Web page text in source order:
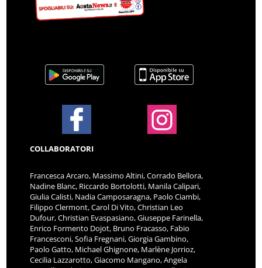
COLLABORATORI
Francesca Arcaro, Massimo Altini, Corrado Bellora,
Nadine Blanc, Riccardo Bortolotti, Manila Calipari,
Giulia Calisti, Nadia Camposaragna, Paolo Ciambi,
Filippo Clermont, Carol Di Vito, Christian Leo
Dufour, Christian Evaspasiano, Giuseppe Farinella,
Enrico Formento Dojot, Bruno Fracasso, Fabio
Francesconi, Sofia Fregnani, Giorgia Gambino,
Paolo Gatto, Michael Ghignone, Marlène Jorrioz,
Cecilia Lazzarotto, Giacomo Mangano, Angela